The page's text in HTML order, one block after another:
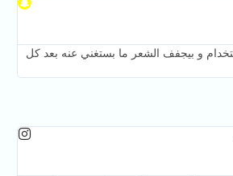
و بيجفف الشعر ما بستغني عنه بعد كل